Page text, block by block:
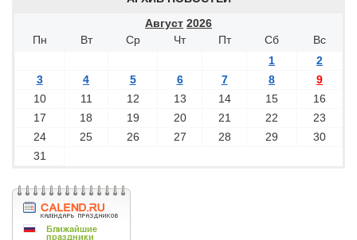
Август 2026
Пн
Вт Ср Чт Пт Сб
Вс
1
2
3
4 5 6 7 8
9
10
11 12 13 14 15
16
17
18 19 20 21 22
23
24
25 26 27 28 29
30
31